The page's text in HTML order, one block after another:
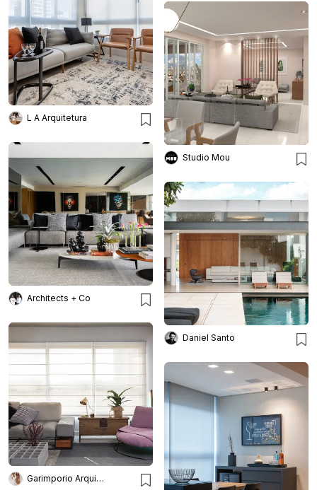
L A Arquitetura
Studio Mou
Architects + Co
Daniel Santo
Garimporio Arquitetura